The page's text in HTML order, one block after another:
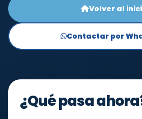
Volver al
Contactar por
¿Qué pasa